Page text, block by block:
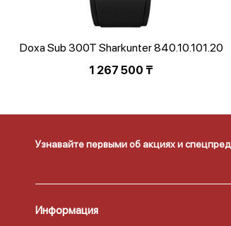
Doxa Sub 300T Sharkunter 840.10.101.20
1 267 500 ₸
Узнавайте первыми об акциях и
Информация